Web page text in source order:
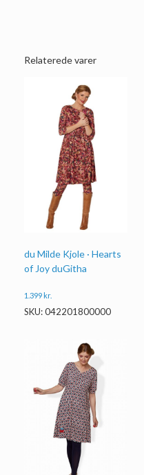
Relaterede varer
du Milde Kjole · Hearts
of Joy duGitha
1.399 kr.
SKU: 042201800000